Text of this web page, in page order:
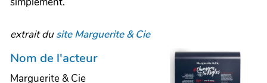
extrait dusite Marguerite & Cie
Nom de l'acteur
Marguerite & Cie